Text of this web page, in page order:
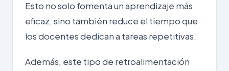
Esto no solo fomenta un aprendizaje más
eficaz, sino también reduce el tiempo que
los docentes dedican a tareas repetitivas.
Además, este tipo de retroalimentación